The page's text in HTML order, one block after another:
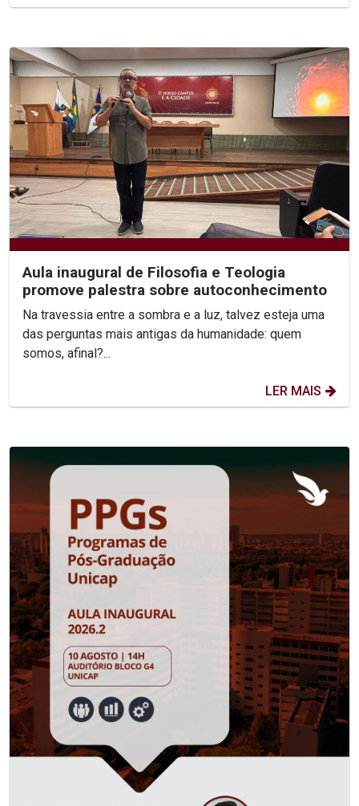
Aula inaugural de Filosofia e Teologia
promove palestra sobre autoconhecimento
Na travessia entre a sombra e a luz, talvez esteja uma
das perguntas mais antigas da humanidade: quem
somos, afinal?...
LER MAIS